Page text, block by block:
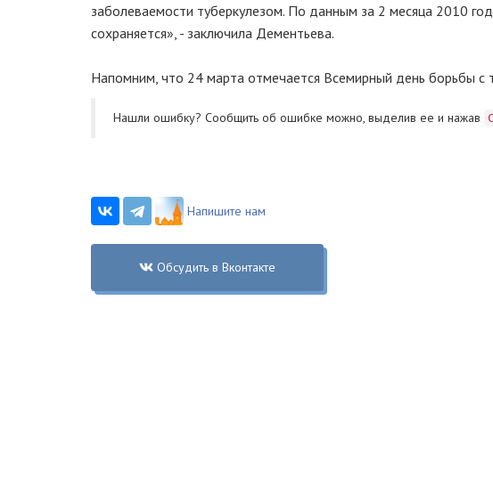
заболеваемости туберкулезом. По данным за 2 месяца 2010
сохраняется», - заключила Дементьева.
Напомним, что 24 марта отмечается Всемирный день борьбы с
Нашли ошибку? Cообщить об ошибке можно, выделив ее и нажав
Напишите нам
Обсудить в Вконтакте